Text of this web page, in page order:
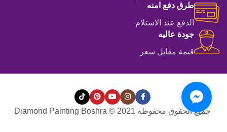
طرق دفع امنه
الدفع عند الاستلام
جودة عاليه
قيمة مقابل سعر
جميع الحقوق محفوظه Diamond Painting Boshra © 2021